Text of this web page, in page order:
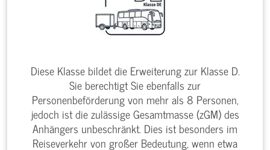
Diese Klasse bildet die Erweiterung zur Klasse D.
Sie berechtigt Sie ebenfalls zur
Personenbeförderung von mehr als 8 Personen,
jedoch ist die zulässige Gesamtmasse (zGM) des
Anhängers unbeschränkt. Dies ist besonders im
Reiseverkehr von großer Bedeutung, wenn etwa